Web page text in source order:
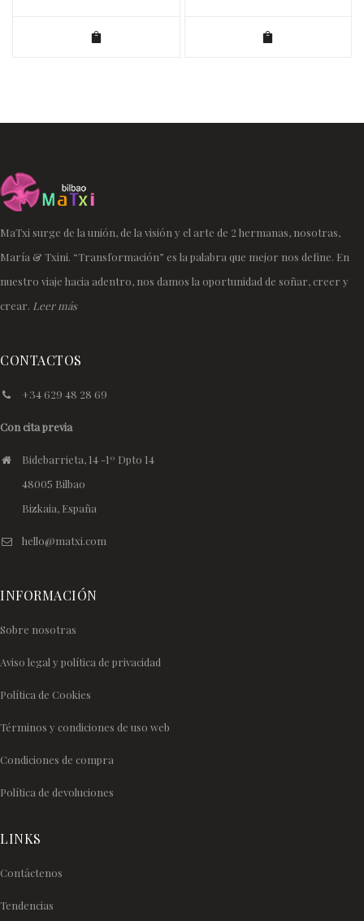
MaTxi surge de la unión, de la visión y el arte de 2 hermanas, nosotras,
María & Txini. “Transformación” es la palabra que mejor nos define. En
nuestro viaje hacia adentro, nos damos la oportunidad de soñar, creer y
crear. Leer más
CONTACTOS
+34 629 48 28 69
Con cita previa
Bidebarrieta, 14 -1º Dpto 14
48005 Bilbao
Bizkaia, España
hello@matxi.com
INFORMACIÓN
Sobre nosotras
Aviso legal y política de privacidad
Política de Cookies
Términos y condiciones de uso web
Condiciones de compra
Política de devoluciones
LINKS
Contáctenos
Tendencias